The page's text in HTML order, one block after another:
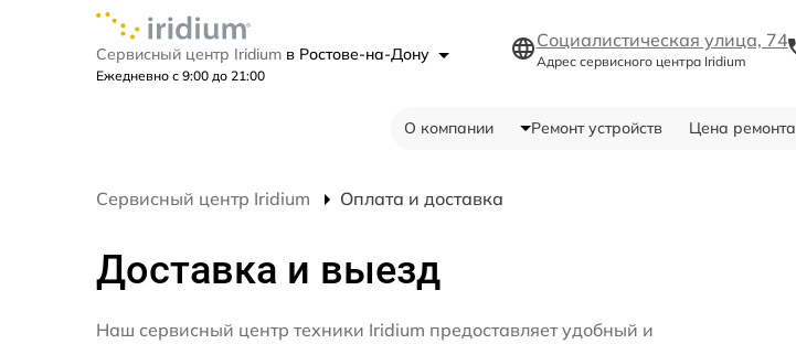
Сервисный центр Iridium в Ростове-на-Дону
Ежедневно с 9:00 до 21:00
Социалистическая улица, 74
Адрес сервисного центра Iridium
О компании Ремонт устройств Цена ремонта
Сервисный центр Iridium Оплата и доставка
Доставка и выезд
Наш сервисный центр техники Iridium предоставляет удобный и